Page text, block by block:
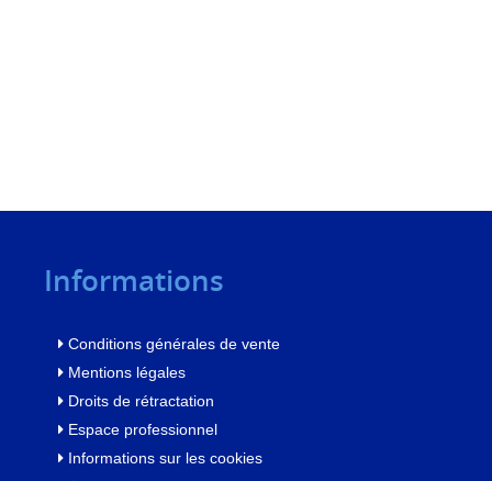
Informations
Conditions générales de vente
Mentions légales
Droits de rétractation
Espace professionnel
Informations sur les cookies